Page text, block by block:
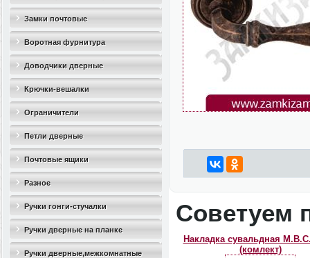
Замки почтовые
Воротная фурнитура
Доводчики дверные
Крючки-вешалки
Ограничители
дверные(стопоры)
Петли дверные
Почтовые ящики
Разное
Ручки гонги-стучалки
Ручки дверные на планке
Ручки дверные,межкомнатные
Советуем
Накладка сувальдная
(комлект)